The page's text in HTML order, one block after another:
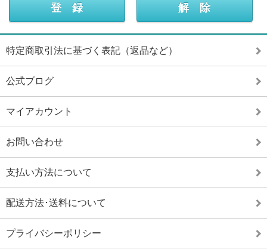
特定商取引法に基づく表記（返品など）
公式ブログ
マイアカウント
お問い合わせ
支払い方法について
配送方法･送料について
プライバシーポリシー